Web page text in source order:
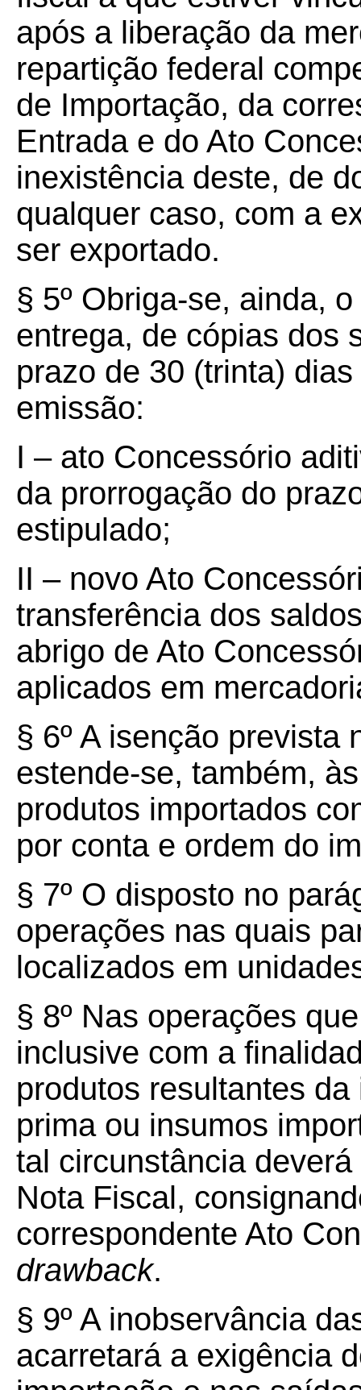
após a liberação da
repartição federal
de Importação, da
Entrada e do Ato
inexistência deste, de
qualquer caso, com a
ser exportado.
§ 5º Obriga-se, ainda,
entrega, de cópias dos
prazo de 30 (trinta)
emissão:
I – ato Concessório
da prorrogação do
estipulado;
II – novo Ato
transferência dos
abrigo de Ato
aplicados em
§ 6º A isenção prevista
estende-se, também,
produtos importados
por conta e ordem do
§ 7º O disposto no
operações nas quais
localizados em
§ 8º Nas operações
inclusive com a
produtos resultantes
prima ou insumos
tal circunstância
Nota Fiscal,
correspondente Ato
drawback.
§ 9º A inobservância
acarretará a exigência